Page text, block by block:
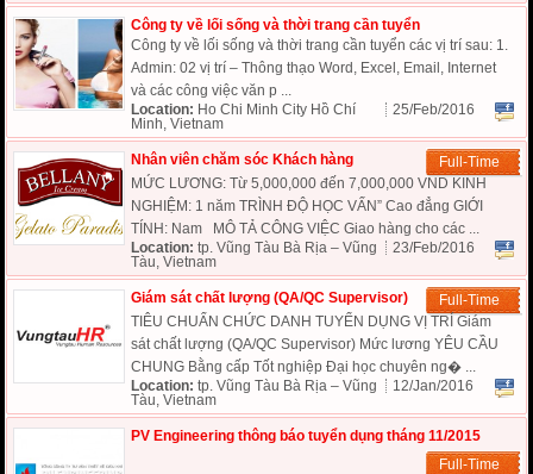
Công ty về lối sống và thời trang cần tuyển
Công ty về lối sống và thời trang cần tuyển các vị trí sau: 1.
Admin: 02 vị trí – Thông thạo Word, Excel, Email, Internet
và các công việc văn p ...
Location: Ho Chi Minh City Hồ Chí
Minh, Vietnam
25/Feb/2016
Nhân viên chăm sóc Khách hàng
Full-Time
MỨC LƯƠNG: Từ 5,000,000 đến 7,000,000 VND KINH
NGHIỆM: 1 năm TRÌNH ĐỘ HỌC VẤN” Cao đẳng GIỚI
TÍNH: Nam MÔ TẢ CÔNG VIỆC Giao hàng cho các ...
Location: tp. Vũng Tàu Bà Rịa – Vũng
Tàu, Vietnam
23/Feb/2016
Giám sát chất lượng (QA/QC Supervisor)
Full-Time
TIÊU CHUẨN CHỨC DANH TUYỂN DỤNG VỊ TRÍ Giám
sát chất lượng (QA/QC Supervisor) Mức lương YÊU CẦU
CHUNG Bằng cấp Tốt nghiệp Đại học chuyên ng� ...
Location: tp. Vũng Tàu Bà Rịa – Vũng
Tàu, Vietnam
12/Jan/2016
PV Engineering thông báo tuyển dụng tháng 11/2015
Full-Time